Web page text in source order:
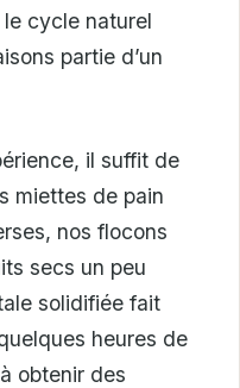
cycle naturel
partie d’un
il suffit de
miettes de pain
nos flocons
secs un peu
solidifiée fait
heures de
obtenir des